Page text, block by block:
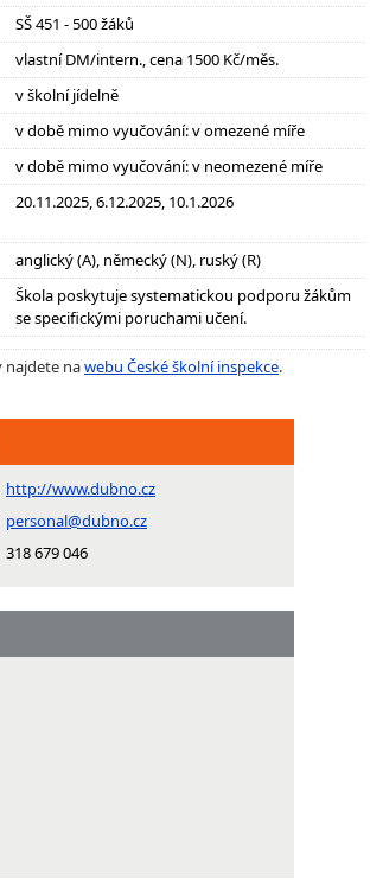
SŠ 451 - 500 žáků
vlastní DM/intern., cena 1500 Kč/měs.
v školní jídelně
v době mimo vyučování: v omezené míře
v době mimo vyučování: v neomezené míře
20.11.2025, 6.12.2025, 10.1.2026
anglický (A), německý (N), ruský (R)
Škola poskytuje systematickou podporu žákům
se specifickými poruchami učení.
najdete nawebu České školní inspekce.
http://www.dubno.cz
personal@dubno.cz
318 679 046